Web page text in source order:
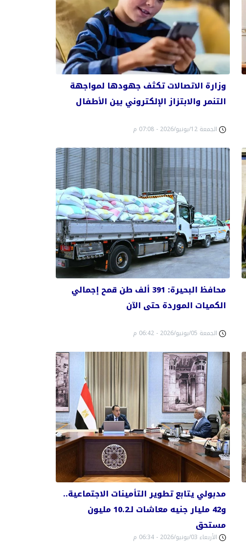
وزارة الاتصالات تكثف جهودها لمواجهة
التنمر والابتزاز الإلكتروني بين الأطفال
الجمعة 12/يونيو/2026 - 07:08 م
محافظ البحيرة: 391 ألف طن قمح إجمالي
الكميات الموردة حتى الآن
الجمعة 05/يونيو/2026 - 06:42 م
مدبولي يتابع تطوير التأمينات الاجتماعية..
و42 مليار جنيه معاشات لـ10.2 مليون
مستحق
الأربعاء 03/يونيو/2026 - 06:34 م